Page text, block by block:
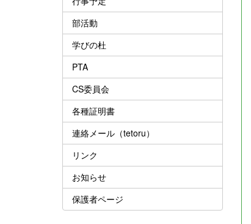
部活動
学びの杜
PTA
CS委員会
各種証明書
連絡メール（tetoru）
リンク
お知らせ
保護者ページ